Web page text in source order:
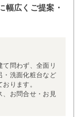
幅広くご提案・
問わず、全面リ
・洗面化粧台など
ります。
お問合せ・お見